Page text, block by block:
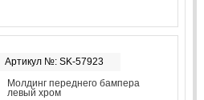
Артикул №: SK-57923
Молдинг переднего бампера
левый хром